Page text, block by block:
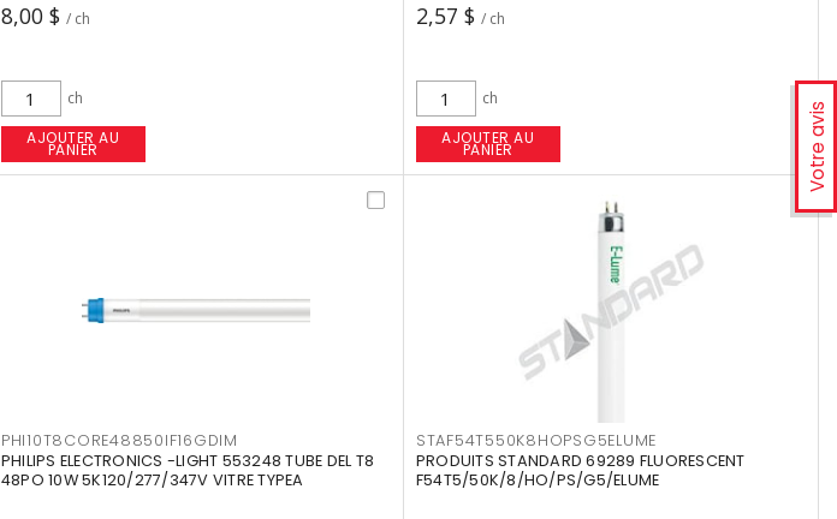
Votre avis
8,00 $ / ch
ch
AJOUTER AU
PANIER
2,57 $ / ch
ch
AJOUTER AU
PANIER
PHI10T8CORE48850IF16GDIM
PHILIPS ELECTRONICS -LIGHT 553248 TUBE DEL T8
48PO 10W 5K120/277/347V VITRE TYPEA
STAF54T550K8HOPSG5ELUME
PRODUITS STANDARD 69289 FLUORESCENT
F54T5/50K/8/HO/PS/G5/ELUME